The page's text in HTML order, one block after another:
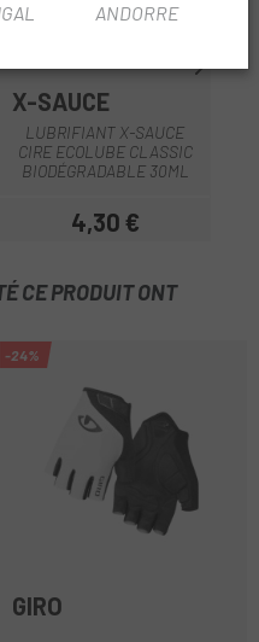
X-SAUCE
LUBRIFIANT X-SAUCE
CIRE ECOLUBE CLASSIC
BIODÉGRADABLE 30ML
Prix
4,30 €
CE PRODUIT ONT
-24%
GIRO
ANDORRE